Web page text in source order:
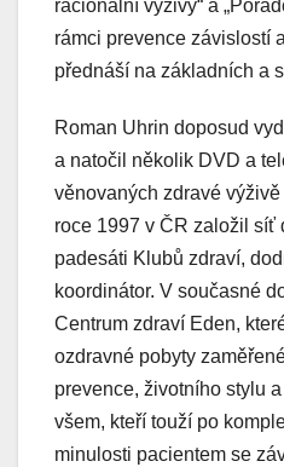
racionální výživy“ a
rámci prevence závislostí
přednáší na základních a
Roman Uhrin doposud
a natočil několik DVD a
věnovaných zdravé
roce 1997 v ČR založil síť
padesáti Klubů zdraví,
koordinátor. V současné
Centrum zdraví Eden,
ozdravné pobyty
prevence, životního stylu
všem, kteří touží po
minulosti pacientem se